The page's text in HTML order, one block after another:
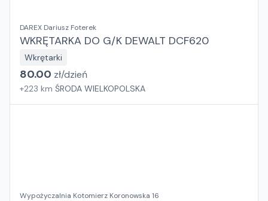
DAREX Dariusz Foterek
WKRĘTARKA DO G/K DEWALT DCF620
Wkrętarki
80.00 zł/dzień
+223 km ŚRODA WIELKOPOLSKA
Wypożyczalnia Kotomierz Koronowska 16